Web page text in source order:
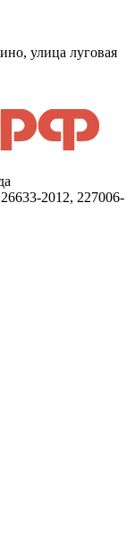
улица луговая
2012, 227006-